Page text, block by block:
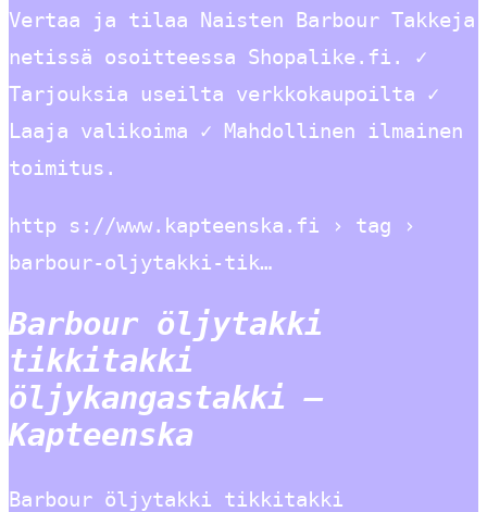
Vertaa ja tilaa Naisten Barbour Takkeja
netissä osoitteessa Shopalike.fi. ✓
Tarjouksia useilta verkkokaupoilta ✓
Laaja valikoima ✓ Mahdollinen ilmainen
toimitus.
http s://www.kapteenska.fi › tag ›
barbour-oljytakki-tik…
Barbour öljytakki
tikkitakki
öljykangastakki –
Kapteenska
Barbour öljytakki tikkitakki